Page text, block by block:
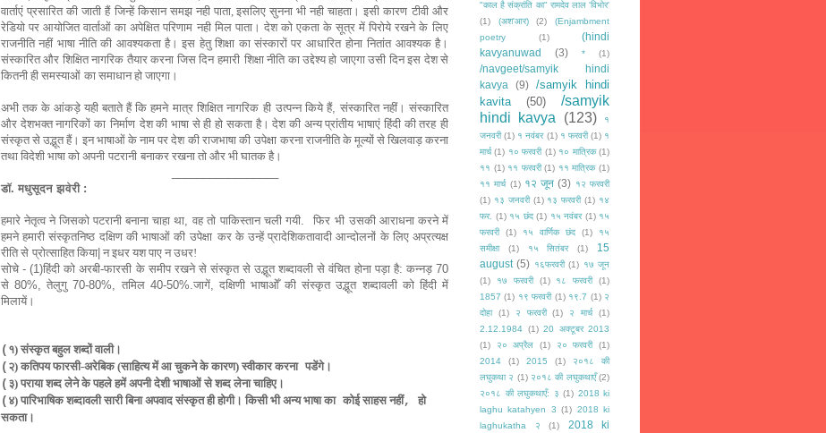
वार्ताएं प्रसारित की जाती हैंजिन्हेंकिसान समझ नही पाता, इसलिए सुनना भी नही चाहता। इसी कारण टीवी और
रेडियो पर आयोजित वार्ताओं का अपेक्षित परिणाम नही मिल पाता। देश को एकता के सूत्र में पिरोये रखने के लिए
राजनीति नहीं भाषा नीति की आवश्यकता है। इस हेतु शिक्षा का संस्कारों पर आधारित होना नितांत आवश्यक है।
संस्कारित और शिक्षित नागरिक तैयार करना जिस दिन हमारी शिक्षा नीति का उद्देश्य हो जाएगा उसी दिन इस देश से
कितनी ही समस्याओं का समाधान हो जाएगा।
अभी तक के आंकड़े यही बताते हैं कि हमने मात्र शिक्षित नागरिक ही उत्पन्न किये हैं, संस्कारित नहीं। संस्कारित
और देशभक्त नागरिकों का निर्माण देश की भाषा से ही हो सकता है। देश की अन्य प्रांतीय भाषाएं हिंदी की तरह ही
संस्कृत से उद्भूत हैं।इन भाषाओं के नाम पर देश की राजभाषा की उपेक्षा करना राजनीति के मूल्यों से खिलवाड़ करना
तथा विदेशी भाषा को अपनी पटरानी बनाकर रखना तो और भी घातक है।
डॉ. मधुसूदन झवेरी :
हमारे नेतृत्व ने जिसको पटरानी बनाना चाहा था,वह तो पाकिस्तान चली गयी. फिर भी उसकी आराधना करने में
हमने हमारी संस्कृतनिष्ठ दक्षिण की भाषाओं की उपेक्षा कर के उन्हें प्रादेशिकतावादी आन्दोलनों के लिए अप्रत्यक्ष
रीति से प्रोत्साहित किया न इधर यश पाए न उधर!
सोचे - (1)हिंदी को अरबी-फारसी के समीप रखने से संस्कृत से उद्भूत शब्दावली से वंचित होना पड़ा है: कन्नड़ 70
से 80%,तेलुगु 70-80%, तमिल 40-50%.जागें, दक्षिणी भाषाओँ की संस्कृत उद्भूत शब्दावली को हिंदीमें
मिलायें।
( १) संस्कृत बहुल शब्दों वाली।
( २) कतिपय फारसी-अरेबिक (साहित्य में आ चुकने के कारण) स्वीकार करना पडेंगे।
( ३) पराया शब्द लेने के पहले हमें अपनी देशी भाषाओं से शब्द लेना चाहिए।
( ४) पारिभाषिक शब्दावली सारी बिना अपवाद संस्कृत ही होगी। किसी भी अन्य भाषा का कोई साहस नहीं, हो
सकता।
"काल है संक्रांति का" रामदेव लाल 'विभोर'
(1)
(अश'आर) (2)
(Enjambment
poetry
(1)
(hindi
kavyanuwad
(3) * (1)
/navgeet/samyik hindi
kavya
(9)
/samyik hindi
kavita
(50)
/samyik
hindi kavya
(123)
१
जनवरी (1) १ नवंबर (1) १ फरवरी (1) १
मार्च (1) १० फरवरी (1) १० मात्रिक (1)
११ (1) ११ फरवरी (1) ११ मात्रिक (1)
११ मार्च (1) १२ जून (3) १२ फरवरी
(1) १३ जनवरी (1) १३ फरवरी (1) १४
फर. (1) १५ छंद (1) १५ नवंबर (1) १५
फरवरी
(1) १५ वार्णिक छंद (1)
१५
समीक्षा
(1) १५ सितंबर (1)
15
august (5) १६फरवरी (1) १७ जून
(1)
१७ फरवरी (1) १८ फरवरी
(1)
1857 (1) १९ फरवरी (1) १९.7 (1) २
दोहा
(1) २ फरवरी (1) २ मार्च
(1)
2.12.1984 (1) 20 अक्टूबर 2013
(1)
२० अप्रैल (1) २० फरवरी
(1)
2014
(1) 2015 (1)
२०१८ की
लघुकथा २ (1) २०१८ की लघुकथाएँ (2)
२०१८ की लघुकथाएँ: ३ (1) 2018 ki
laghu katahyen 3 (1) 2018 ki
laghukatha २
(1)
2018 ki